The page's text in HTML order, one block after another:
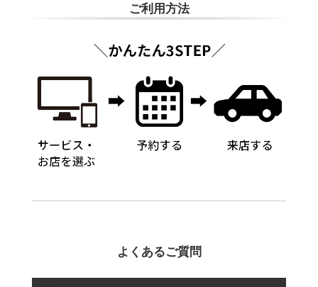
ご利用方法
よくあるご質問